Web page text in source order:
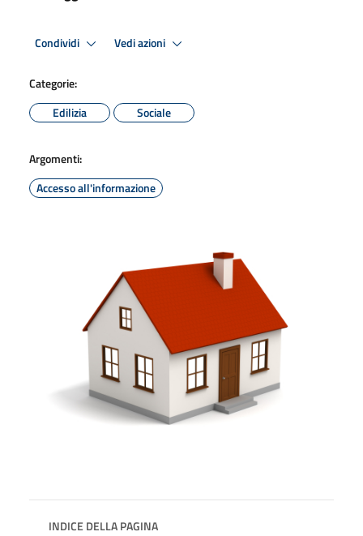
Condividi Vedi azioni
Categorie:
Edilizia
Sociale
Argomenti:
Accesso all'informazione
INDICE DELLA PAGINA